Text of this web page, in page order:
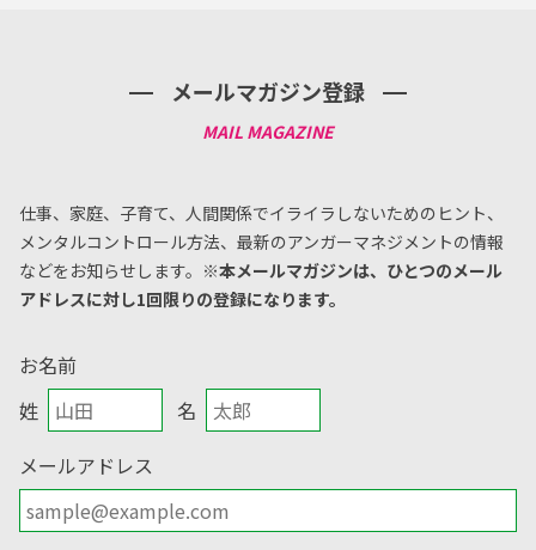
メールマガジン登録
仕事、家庭、子育て、人間関係でイライラしないためのヒント、
メンタルコントロール方法、 最新のアンガーマネジメントの情報
などをお知らせします。 ※本メールマガジンは、ひとつのメール
アドレスに対し1回限りの登録になります。
お名前
姓
名
メールアドレス